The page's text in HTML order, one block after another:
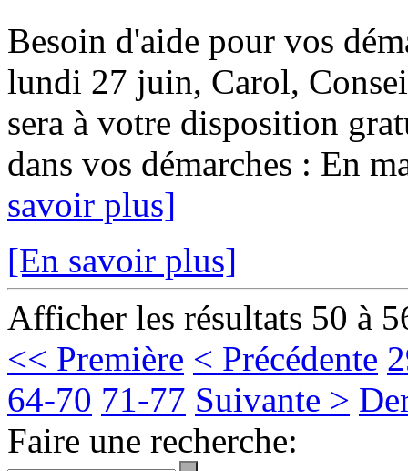
Besoin d'aide pour vos
lundi 27 juin, Carol,
sera à votre disposition
dans vos démarches : En
savoir plus]
[En savoir plus]
Afficher les résultats 50 à
<< Première < Précédente
64-70 71-77 Suivante >
Faire une recherche: